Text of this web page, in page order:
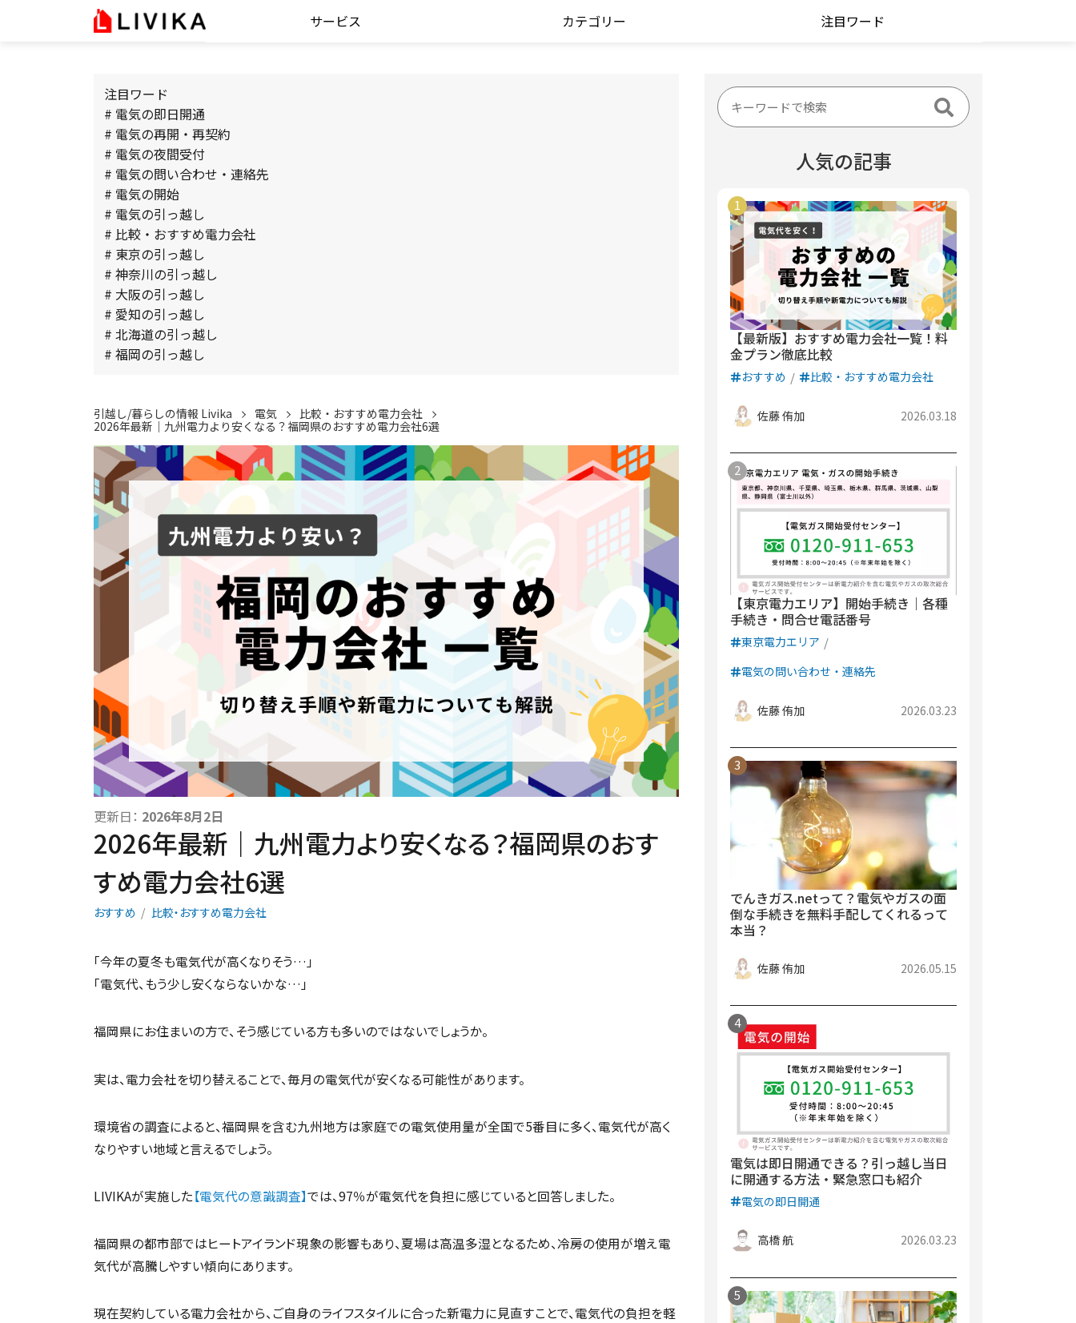
サービス カテゴリー 注目ワード
注目ワード
# 電気の即日開通
# 電気の再開・再契約
# 電気の夜間受付
# 電気の問い合わせ・連絡先
# 電気の開始
# 電気の引っ越し
# 比較・おすすめ電力会社
# 東京の引っ越し
# 神奈川の引っ越し
# 大阪の引っ越し
# 愛知の引っ越し
# 北海道の引っ越し
# 福岡の引っ越し
引越し/暮らしの情報 Livika 電気
比較・おすすめ電力会社
2026年最新｜九州電力より安くなる？福岡県のおすすめ電力会社6選
更新日： 2026年8月2日
2026年最新｜九州電力より安くなる？福岡県のおす
すめ電力会社6選
おすすめ 比較・おすすめ電力会社
「今年の夏冬も電気代が高くなりそう…」
「電気代、もう少し安くならないかな…」
福岡県にお住まいの方で、そう感じている方も多いのではないでしょうか。
実は、電力会社を切り替えることで、毎月の電気代が安くなる可能性があります。
環境省の調査によると、福岡県を含む九州地方は家庭での電気使用量が全国で5番目に多く、電気代が高く
なりやすい地域と言えるでしょう。
LIVIKAが実施した【電気代の意識調査】では、97％が電気代を負担に感じていると回答しました。
福岡県の都市部ではヒートアイランド現象の影響もあり、夏場は高温多湿となるため、冷房の使用が増え電
気代が高騰しやすい傾向にあります。
現在契約している電力会社から、ご自身のライフスタイルに合った新電力に見直すことで、電気代の負担を軽
人気の記事
【最新版】おすすめ電力会社一覧！料
金プラン徹底比較
おすすめ 比較・おすすめ電力会社
佐藤 侑加 2026.03.18
【東京電力エリア】開始手続き｜各種
手続き・問合せ電話番号
東京電力エリア
電気の問い合わせ・連絡先
佐藤 侑加 2026.03.23
でんきガス.netって？電気やガスの面
倒な手続きを無料手配してくれるって
本当？
佐藤 侑加 2026.05.15
電気は即日開通できる？引っ越し当日
に開通する方法・緊急窓口も紹介
電気の即日開通
高橋 航 2026.03.23